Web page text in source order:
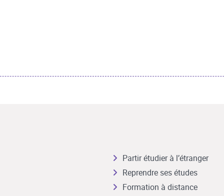
Partir étudier à l’étranger
Reprendre ses études
Formation à distance